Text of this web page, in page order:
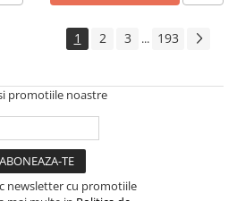
1 2 3 ... 193
promotiile noastre
newsletter cu promotiile